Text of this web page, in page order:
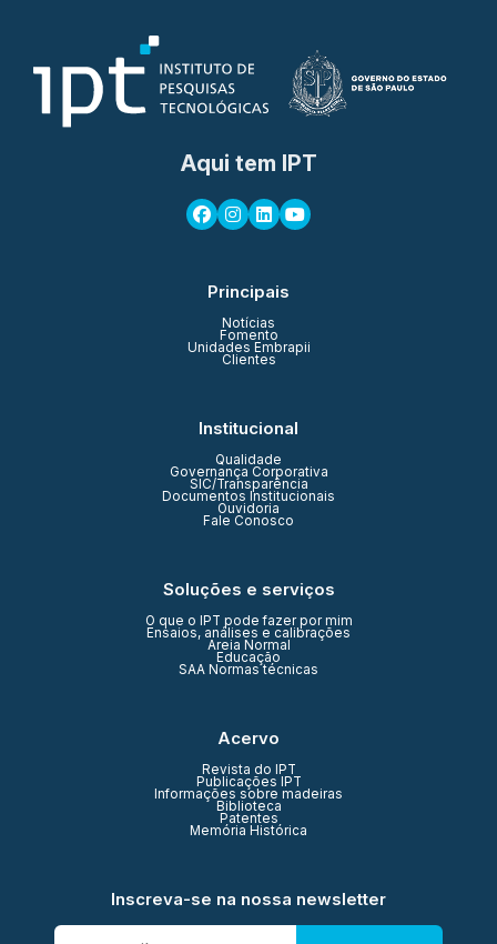
Aqui tem IPT
Principais
Notícias
Fomento
Unidades Embrapii
Clientes
Institucional
Qualidade
Governança Corporativa
SIC/Transparência
Documentos Institucionais
Ouvidoria
Fale Conosco
Soluções e serviços
O que o IPT pode fazer por mim
Ensaios, análises e calibrações
Areia Normal
Educação
SAA Normas técnicas
Acervo
Revista do IPT
Publicações IPT
Informações sobre madeiras
Biblioteca
Patentes
Memória Histórica
Inscreva-se na nossa newsletter